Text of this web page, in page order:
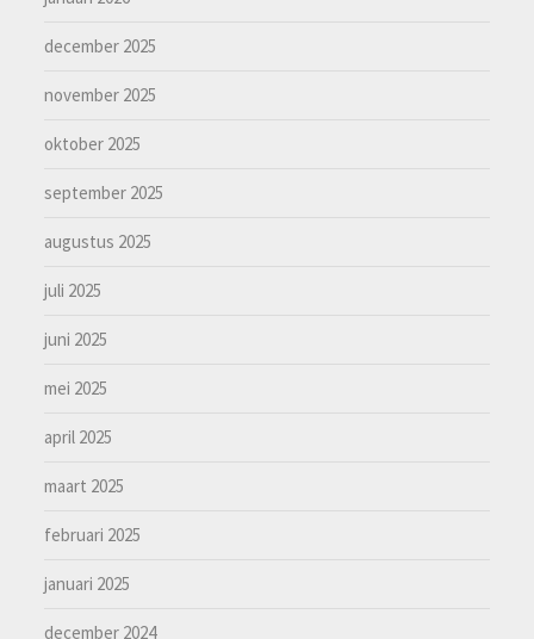
december 2025
november 2025
oktober 2025
september 2025
augustus 2025
juli 2025
juni 2025
mei 2025
april 2025
maart 2025
februari 2025
januari 2025
december 2024